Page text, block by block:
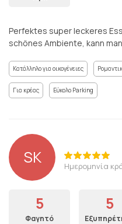
Perfektes super leckeres
schönes Ambiente, kann
Κατάλληλο για οικογένειες
Για κρέας Εύκολο Parking
SK Ημερομηνία
5
Φαγητό
5